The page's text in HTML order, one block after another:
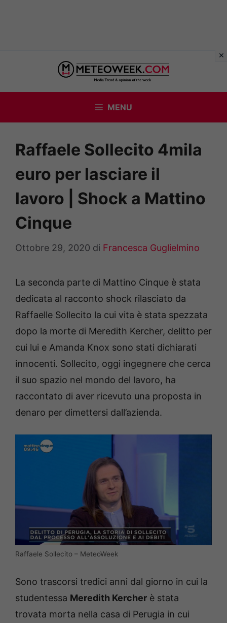
contenuto
MENU
Raffaele Sollecito 4mila
euro per lasciare il
lavoro | Shock a Mattino
Cinque
Ottobre 29, 2020 di Francesca Guglielmino
La seconda parte di Mattino Cinque è stata
dedicata al racconto shock rilasciato da
Raffaelle Sollecito la cui vita è stata spezzata
dopo la morte di Meredith Kercher, delitto per
cui lui e Amanda Knox sono stati dichiarati
innocenti. Sollecito, oggi ingegnere che cerca
il suo spazio nel mondo del lavoro, ha
raccontato di aver ricevuto una proposta in
denaro per dimettersi dall’azienda.
Raffaele Sollecito – MeteoWeek
Sono trascorsi tredici anni dal giorno in cui la
studentessa Meredith Kercher è stata
trovata morta nella casa di Perugia in cui